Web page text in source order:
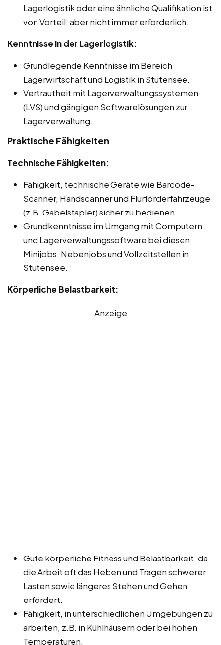
Lagerlogistik oder eine ähnliche Qualifikation ist
von Vorteil, aber nicht immer erforderlich.
Kenntnisse in der Lagerlogistik:
Grundlegende Kenntnisse im Bereich
Lagerwirtschaft und Logistik in Stutensee.
Vertrautheit mit Lagerverwaltungssystemen
(LVS) und gängigen Softwarelösungen zur
Lagerverwaltung.
Praktische Fähigkeiten
Technische Fähigkeiten:
Fähigkeit, technische Geräte wie Barcode-
Scanner, Handscanner und Flurförderfahrzeuge
(z.B. Gabelstapler) sicher zu bedienen.
Grundkenntnisse im Umgang mit Computern
und Lagerverwaltungssoftware bei diesen
Minijobs, Nebenjobs und Vollzeitstellen in
Stutensee.
Körperliche Belastbarkeit:
Anzeige
Gute körperliche Fitness und Belastbarkeit, da
die Arbeit oft das Heben und Tragen schwerer
Lasten sowie längeres Stehen und Gehen
erfordert.
Fähigkeit, in unterschiedlichen Umgebungen zu
arbeiten, z.B. in Kühlhäusern oder bei hohen
Temperaturen.